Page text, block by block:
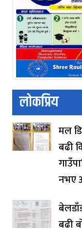
लोकप्रिय
मल
बढी
नभए
बढी